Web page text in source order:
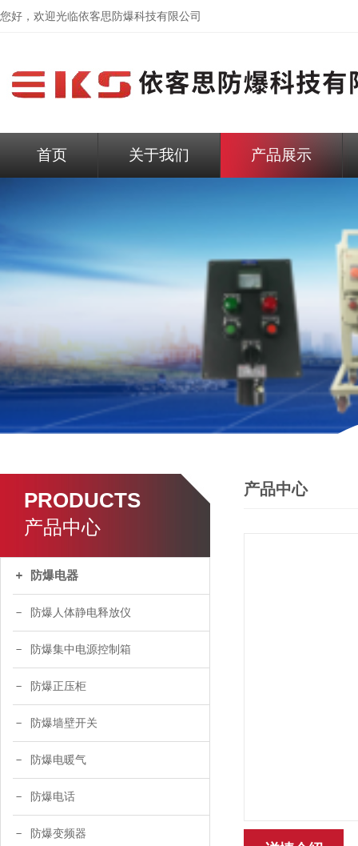
您好，欢迎光临依客思防爆科技有限公司
首页 关于我们 产品展示
PRODUCTS
产品中心
防爆电器
防爆人体静电释放仪
防爆集中电源控制箱
防爆正压柜
防爆墙壁开关
防爆电暖气
防爆电话
防爆变频器
产品中心